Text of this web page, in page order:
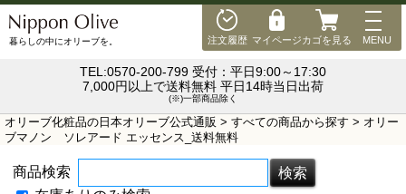
注文履歴 マイページカゴを見る
MENU
MENU
暮らしの中にオリーブを。
TEL:0570-200-799 受付：平日9:00～17:30
7,000円以上で送料無料 平日14時当日出荷
(※)一部商品除く
オリーブ化粧品の日本オリーブ公式通販 > すべての商品から探す > オリー
ブマノン ソレアード エッセンス_送料無料
商品検索